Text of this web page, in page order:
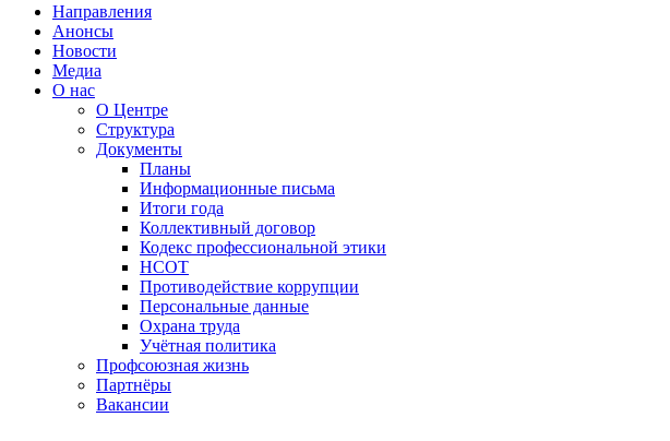
Направления
Анонсы
Новости
Медиа
О нас
О Центре
Структура
Документы
Планы
Информационные письма
Итоги года
Коллективный договор
Кодекс профессиональной этики
НСОТ
Противодействие коррупции
Персональные данные
Охрана труда
Учётная политика
Профсоюзная жизнь
Партнёры
Вакансии